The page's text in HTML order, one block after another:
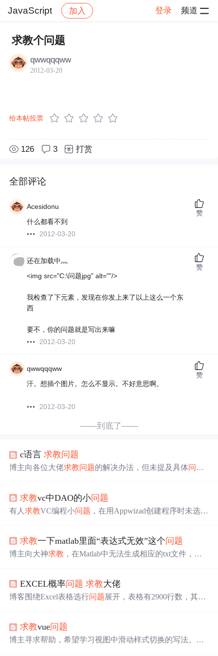
JavaScript 加入 登录 频道
社区 JavaScript
求教个问题
qwwqqqww
2012-03-20
给本帖投票
126 3 打赏
全部评论
Acesidonu
什么都看不到
2012-03-20
赞
还在加载中灬
<img src="C:\问题jpg" alt=""/>
我检查了下元素，发现在你发上来了以上这么一个东
西
要不，你的问题就是写出来嘛
2012-03-20
赞
qwwqqqww
汗。想插个图片。怎么不显示。不好意思啊。
2012-03-20
赞
——到底了——
c语言求教问题
博主向各位大佬求教问题的解决办法，但未提及具体问题
求教vc中DAO的小问题
有人求教VC编程小问题 ，在用Appwizad创建程序时未选择
求教一下matlab里面“表达式无效”这个问题
博主向大神求教 ，在Matlab中无法生成相应的txt文件，希
EXCEL概率问题 求教大佬
博客围绕Excel表格选行问题展开，表格有2900行数，其中
教 其他方法。
求教vue问题
博主寻求帮助，希望学习视图中滑动样式切换的写法。涉